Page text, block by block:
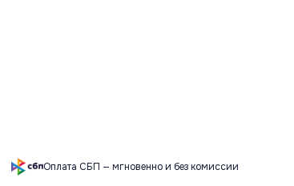
Оплата СБП — мгновенно и без комиссии